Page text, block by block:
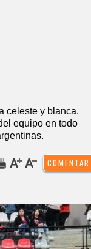
celeste y blanca.
equipo en todo